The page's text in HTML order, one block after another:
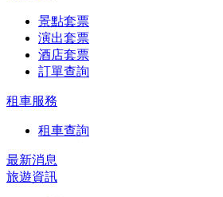
景點套票
演出套票
酒店套票
訂單查詢
租車服務
租車查詢
最新消息
旅遊資訊